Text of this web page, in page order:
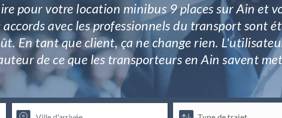
pour votre location minibus 9 places sur Ain et
avec les professionnels du transport sont
En tant que client, ça ne change rien.
de ce que les transporteurs en Ain savent